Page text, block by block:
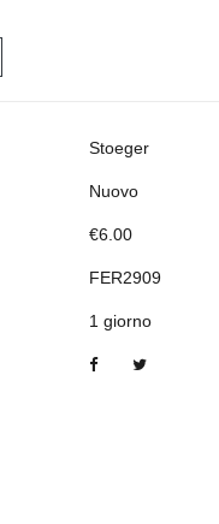
Stoeger
Nuovo
€6.00
FER2909
1 giorno